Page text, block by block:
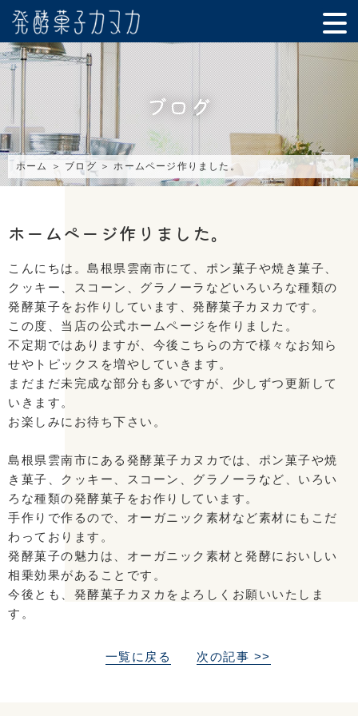
ブログ
ホーム ＞ ブログ ＞ ホームページ作りました。
ホームページ作りました。
こんにちは。島根県雲南市にて、 ポン菓子や焼き菓子、
クッキー、スコーン、グラノーラなどいろいろな種類の
発酵菓子をお作りしています、発酵菓子カヌカです。
この度、当店の公式ホームページを作りました。
不定期ではありますが、今後こちらの方で様々なお知ら
せやトピックスを増やしていきます。
まだまだ未完成な部分も多いですが、少しずつ更新して
いきます。
お楽しみにお待ち下さい。
島根県雲南市にある 発酵菓子カヌカでは
ポン菓子や焼
き菓子、クッキー、スコーン、グラノーラなど、 いろい
ろな種類の発酵菓子をお作りしています。
手作りで作るので、オーガニック素材など素材にもこだ
わっております。
発酵菓子の魅力は、オーガニック素材と発酵においしい
相乗効果があることです。
今後とも、発酵菓子カヌカをよろしくお願いいたしま
す。
一覧に戻る 次の記事 >>